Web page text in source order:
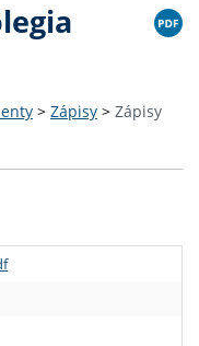
> Zápisy > Zápisy